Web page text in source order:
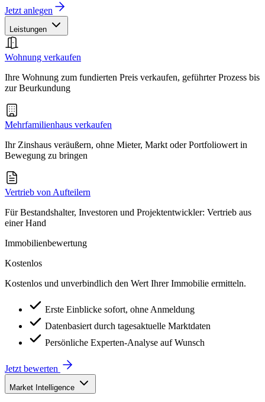
Jetzt anlegen
Leistungen
Wohnung verkaufen
Ihre Wohnung zum fundierten Preis verkaufen, geführter Prozess bis
zur Beurkundung
Mehrfamilienhaus verkaufen
Ihr Zinshaus veräußern, ohne Mieter, Markt oder Portfoliowert in
Bewegung zu bringen
Vertrieb von Aufteilern
Für Bestandshalter, Investoren und Projektentwickler: Vertrieb aus
einer Hand
Immobilienbewertung
Kostenlos
Kostenlos und unverbindlich den Wert Ihrer Immobilie ermitteln.
Erste Einblicke sofort, ohne Anmeldung
Datenbasiert durch tagesaktuelle Marktdaten
Persönliche Experten-Analyse auf Wunsch
Jetzt bewerten
Market Intelligence